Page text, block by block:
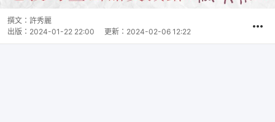
撰文： 許秀麗
出版： 2024-01-22 22:00 更新： 2024-02-06 12:22